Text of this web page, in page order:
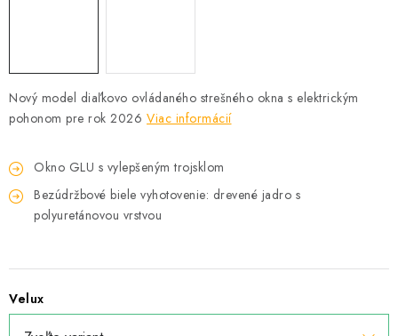
Nový model diaľkovo ovládaného strešného okna s elektrickým
pohonom pre rok 2026 Viac informácií
Okno GLU s vylepšeným trojsklom
Bezúdržbové biele vyhotovenie: drevené jadro s
polyuretánovou vrstvou
Velux